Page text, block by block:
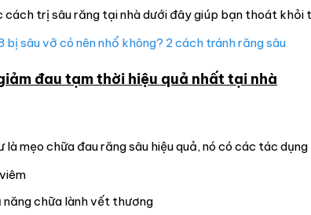
cách trị sâu răng tại nhà dưới đây giúp bạn thoát khỏi
bị sâu vỡ có nên nhổ không? 2 cách tránh răng sâu
đau tạm thời hiệu quả nhất tại nhà
là mẹo chữa đau răng sâu hiệu quả, nó có các tác
năng chữa lành vết thương